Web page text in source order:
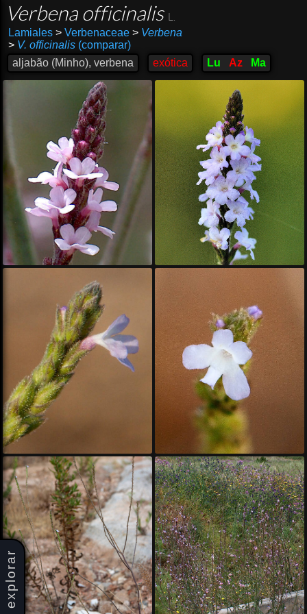
explorar
Verbena officinalis
Lamiales >Verbenaceae > Verbena
> V. officinalis(comparar)
aljabão (Minho), verbena
exótica Lu Az Ma